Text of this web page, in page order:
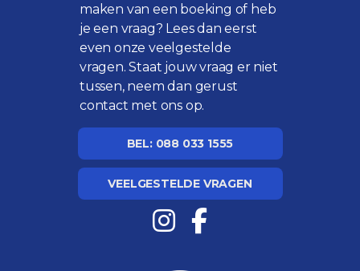
maken van een boeking of heb
je een vraag? Lees dan eerst
even onzeveelgestelde
vragen. Staat jouw vraag er niet
tussen, neem dan gerust
contact met ons op.
BEL: 088 033 1555
VEELGESTELDE VRAGEN